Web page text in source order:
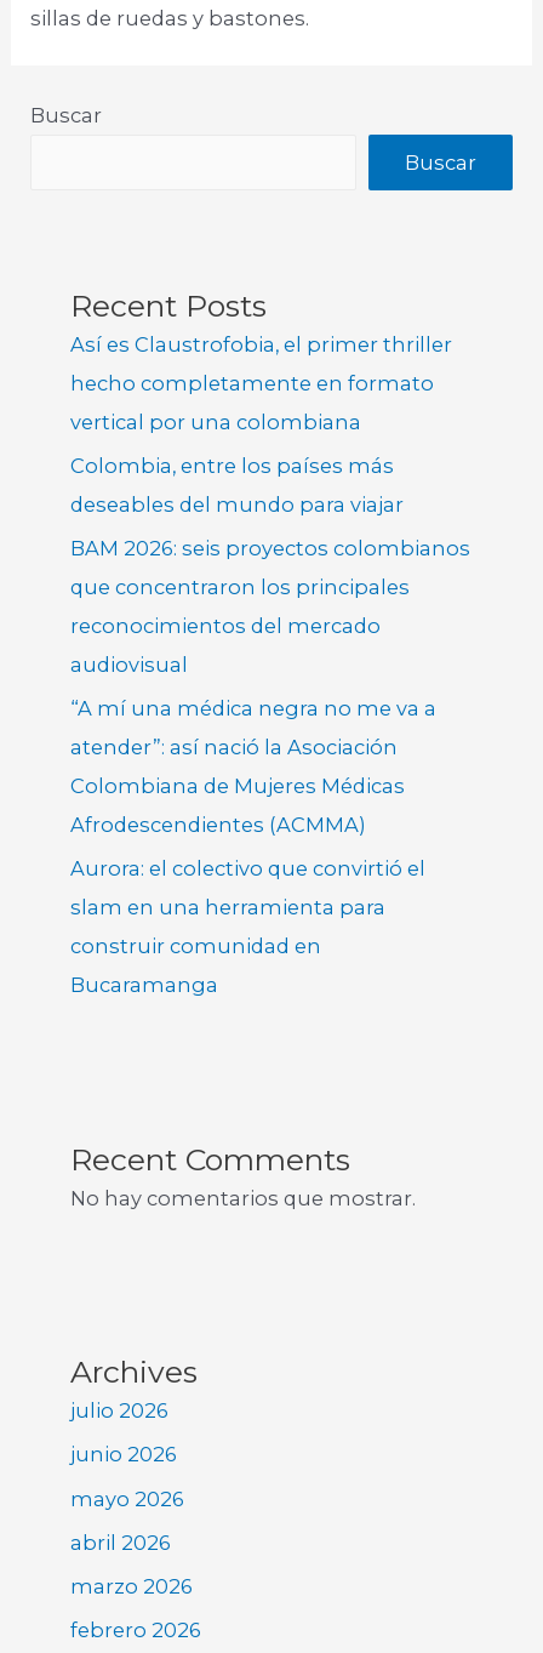
sillas de ruedas y bastones.​
Buscar
Buscar
Recent Posts
Así es Claustrofobia, el primer thriller
hecho completamente en formato
vertical por una colombiana
Colombia, entre los países más
deseables del mundo para viajar
BAM 2026: seis proyectos colombianos
que concentraron los principales
reconocimientos del mercado
audiovisual
“A mí una médica negra no me va a
atender”: así nació la Asociación
Colombiana de Mujeres Médicas
Afrodescendientes (ACMMA)
Aurora: el colectivo que convirtió el
slam en una herramienta para
construir comunidad en
Bucaramanga
Recent Comments
No hay comentarios que mostrar.
Archives
julio 2026
junio 2026
mayo 2026
abril 2026
marzo 2026
febrero 2026